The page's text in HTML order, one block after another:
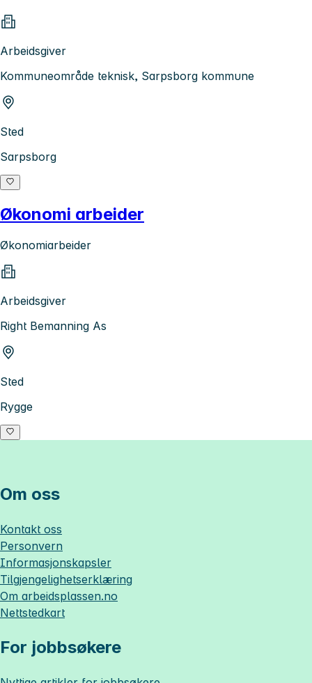
Arbeidsgiver
Kommuneområde teknisk, Sarpsborg kommune
Sted
Sarpsborg
Økonomi arbeider
Økonomiarbeider
Arbeidsgiver
Right Bemanning As
Sted
Rygge
Om oss
Kontakt oss
Personvern
Informasjonskapsler
Tilgjengelighetserklæring
Om arbeidsplassen.no
Nettstedkart
For jobbsøkere